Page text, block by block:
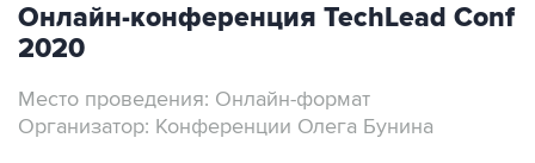
Онлайн-конференция TechLead Conf
2020
Место проведения: Онлайн-формат
Организатор: Конференции Олега Бунина